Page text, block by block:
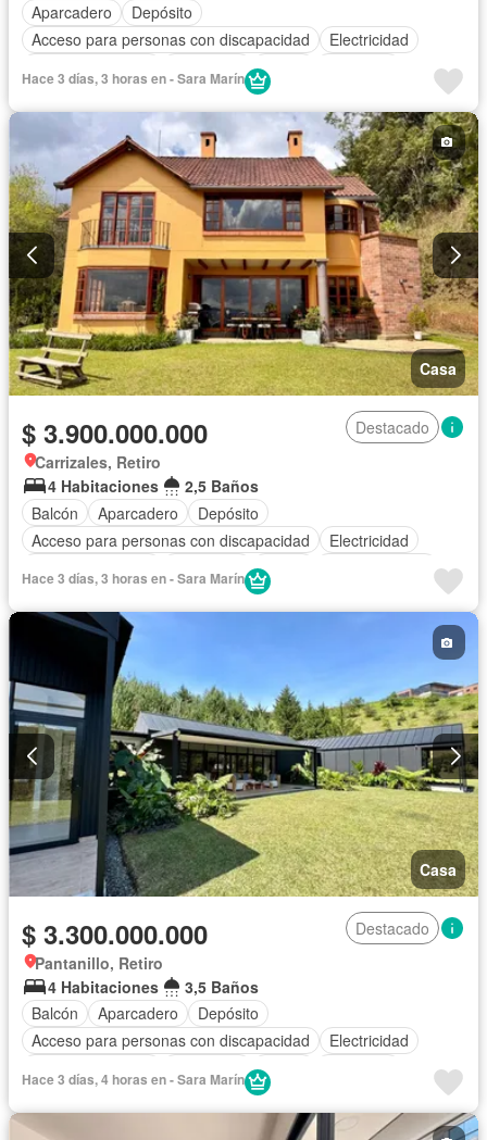
Aparcadero
Depósito
Acceso para personas con discapacidad
Electricidad
Jardín
Internet
Seguridad privada
Agua
Hace 3 días, 3 horas en - Sara Marín
Casa
$ 3.900.000.000
Destacado
Carrizales, Retiro
4 Habitaciones
2,5 Baños
Balcón
Aparcadero
Depósito
Acceso para personas con discapacidad
Electricidad
Jardín
Seguridad privada
Cuarto de servicio
Hace 3 días, 3 horas en - Sara Marín
Casa
$ 3.300.000.000
Destacado
Pantanillo, Retiro
4 Habitaciones
3,5 Baños
Balcón
Aparcadero
Depósito
Acceso para personas con discapacidad
Electricidad
Jardín
Internet
Seguridad privada Agua
Hace 3 días, 4 horas en - Sara Marín